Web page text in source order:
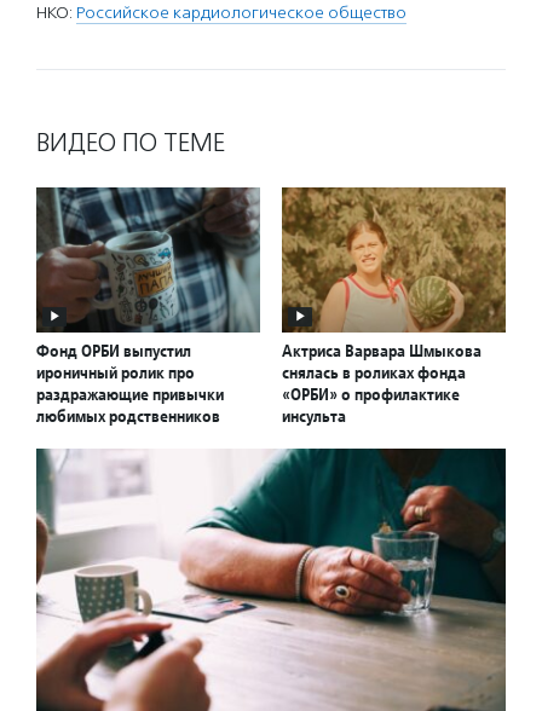
НКО: Российское кардиологическое общество
ВИДЕО ПО ТЕМЕ
Фонд ОРБИ выпустил
ироничный ролик про
раздражающие привычки
любимых родственников
Актриса Варвара Шмыкова
снялась в роликах фонда
«ОРБИ» о профилактике
инсульта